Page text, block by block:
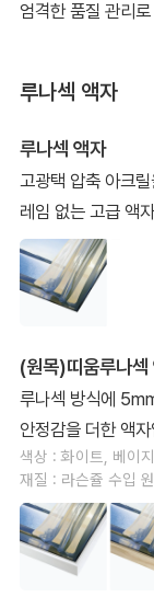
엄격한 품질 관리
루나섹 액자
루나섹 액자
고광택 압축 아크
레임 없는 고급 액
(원목)띠움루나섹
루나섹 방식에
안정감을 더한 액
색상 : 화이트, 베이지
재질 : 라슨쥴 수입